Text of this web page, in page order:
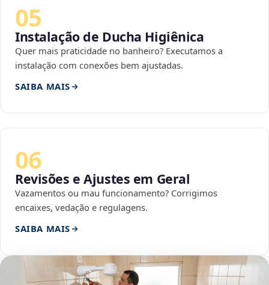
05
Instalação de Ducha Higiênica
Quer mais praticidade no banheiro? Executamos a
instalação com conexões bem ajustadas.
SAIBA MAIS
06
Revisões e Ajustes em Geral
Vazamentos ou mau funcionamento? Corrigimos
encaixes, vedação e regulagens.
SAIBA MAIS